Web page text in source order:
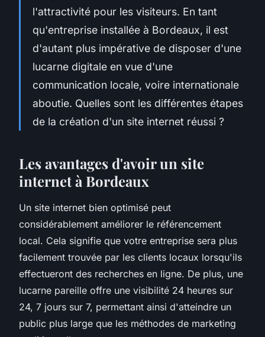
l'attractivité pour les visiteurs. En tant
qu'entreprise installée à Bordeaux, il est
d'autant plus impérative de disposer d'une
lucarne digitale en vue d'une
communication locale, voire internationale
aboutie. Quelles sont les différentes étapes
de la création d'un site internet réussi ?
Les avantages d'avoir un site
internet à Bordeaux
Un site internet bien optimisé peut
considérablement améliorer le référencement
local. Cela signifie que votre entreprise sera plus
facilement trouvée par les clients locaux lorsqu'ils
effectueront des recherches en ligne. De plus, une
lucarne pareille offre une visibilité 24 heures sur
24, 7 jours sur 7, permettant ainsi d'atteindre un
public plus large que les méthodes de marketing